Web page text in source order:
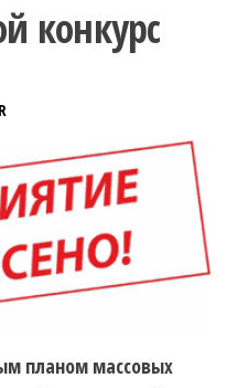
конкурс
планом массовых